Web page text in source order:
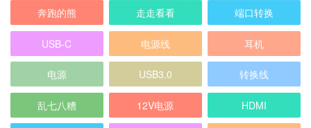
奔跑的熊 走走看看 端口转换
USB-C 电源线 耳机
电源 USB3.0 转换线
乱七八糟 12V电源 HDMI